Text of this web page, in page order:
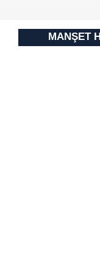
MANŞET